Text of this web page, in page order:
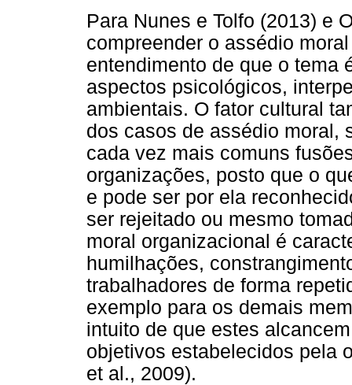
Para Nunes e Tolfo (2013) e
compreender o assédio
entendimento de que o tema
aspectos psicológicos,
ambientais. O fator cultural
dos casos de assédio moral,
cada vez mais comuns
organizações, posto que o
e pode ser por ela
ser rejeitado ou mesmo
moral organizacional é
humilhações,
trabalhadores de forma
exemplo para os demais
intuito de que estes
objetivos estabelecidos pela
et al., 2009).